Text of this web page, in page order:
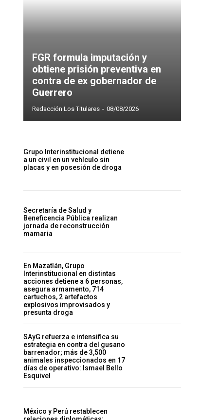
FGR formula imputación y
obtiene prisión preventiva en
contra de ex gobernador de
Guerrero
Redacción Los Titulares - 08/08/2026
Grupo Interinstitucional detiene
a un civil en un vehículo sin
placas y en posesión de droga
Secretaría de Salud y
Beneficencia Pública realizan
jornada de reconstrucción
mamaria
En Mazatlán, Grupo
Interinstitucional en distintas
acciones detiene a 6 personas,
asegura armamento, 714
cartuchos, 2 artefactos
explosivos improvisados y
presunta droga
SAyG refuerza e intensifica su
estrategia en contra del gusano
barrenador; más de 3,500
animales inspeccionados en 17
días de operativo: Ismael Bello
Esquivel
México y Perú restablecen